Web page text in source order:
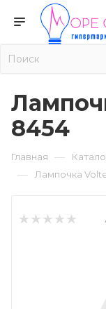
8454
Главная —
— Лампочка